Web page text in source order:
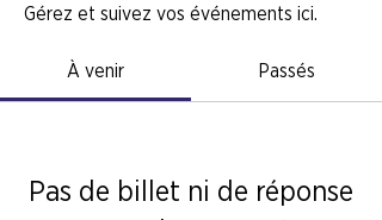
Gérez et suivez vos événements ici.
À venir Passés
Pas de billet ni de réponse